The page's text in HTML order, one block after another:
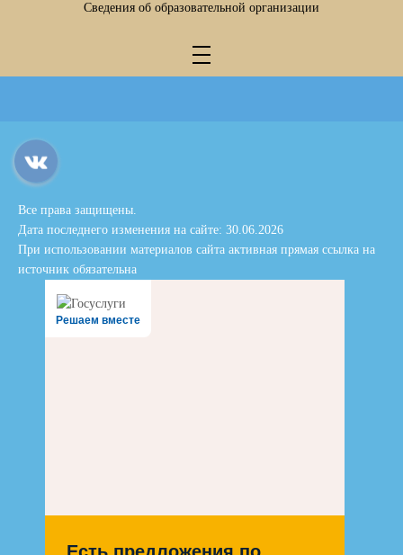
Сведения об образовательной организации
Все права защищены.
Дата последнего изменения на сайте: 30.06.2026
При использовании материалов сайта активная прямая ссылка на
источник обязательна
Решаем вместе